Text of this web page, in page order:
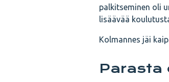
palkitseminen oli
lisäävää
Kolmannes jäi
Parasta